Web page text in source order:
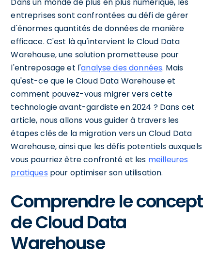
entreprises sont confrontées au défi de gérer
d'énormes quantités de données de manière
efficace. C'est là qu'intervient le Cloud Data
Warehouse, une solution prometteuse pour
l'entreposage et l'analyse des données. Mais
qu'est-ce que le Cloud Data Warehouse et
comment pouvez-vous migrer vers cette
technologie avant-gardiste en 2024 ? Dans cet
article, nous allons vous guider à travers les
étapes clés de la migration vers un Cloud Data
Warehouse, ainsi que les défis potentiels auxquels
vous pourriez être confronté et les meilleures
pratiques pour optimiser son utilisation.
Comprendre le concept
de Cloud Data
Warehouse